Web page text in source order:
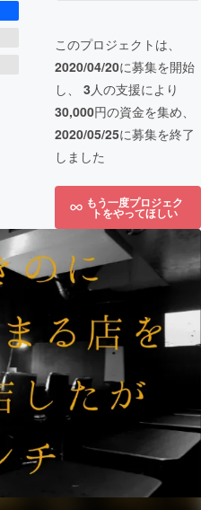
このプロジェクトは、
2020/04/20に募集を開始
し、 3人の支援により
30,000円の資金を集め、
2020/05/25に募集を終了
しました
もう一度プロジェク
トをやってほしい